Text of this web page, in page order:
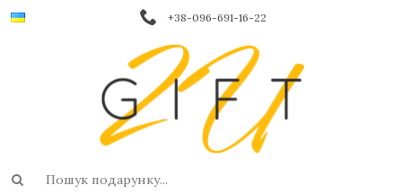
+38-096-691-16-22